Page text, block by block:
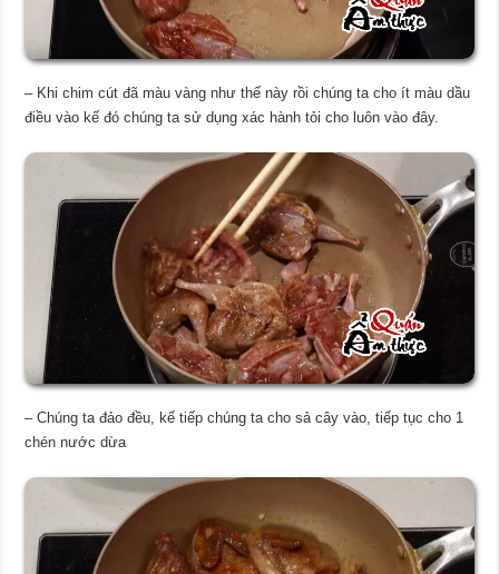
– Khi chim cút đã màu vàng như thế này rồi chúng ta cho ít màu dầu
điều vào kế đó chúng ta sử dụng xác hành tỏi cho luôn vào đây.
– Chúng ta đảo đều, kế tiếp chúng ta cho sả cây vào, tiếp tục cho 1
chén nước dừa